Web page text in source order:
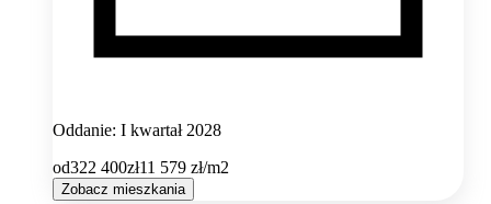
Oddanie: I kwartał 2028
od322 400zł11 579 zł/m2
Zobacz mieszkania